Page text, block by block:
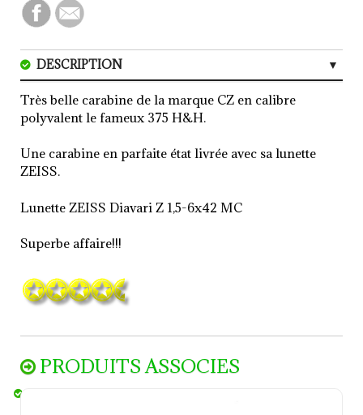
DESCRIPTION
CARACTERISTIQUES
AVIS (0)
Très belle carabine de la marque CZ en calibre
polyvalent le fameux 375 H&H.
Une carabine en parfaite état livrée avec sa lunette
ZEISS.
Lunette ZEISS Diavari Z 1,5-6x42 MC
Superbe affaire!!!
PRODUITS ASSOCIES
Trousse de nettoyage